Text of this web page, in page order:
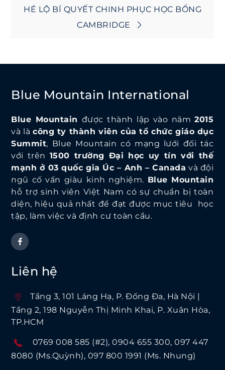
HÉ LỘ BÍ QUYẾT CHINH PHỤC HỌC BỔNG
CAMBRIDGE
Blue Mountain International
Blue Mountain được thành lập vào năm2015
và làcông ty thành viên của tổ chức giáo dục
Summit, Blue Mountain có mạng lưới đối tác
với trên 1500 trường Đại học uy tín với thế
mạnh ở 03 quốc gia Úc – Anh – Canada và đội
ngũ cố vấn giàu kinh nghiệm. Blue Mountain
hỗ trợ sinh viên Việt Nam có sự chuẩn bị toàn
diện, hiệu quả nhất để đạt được mục tiêu học
tập, làm việc và định cư toàn cầu.
Liên hệ
Tầng 3, 101 Láng Hạ, P. Ðống Ða, Hà Nội |
Tầng 2, 198 Nguyễn Thị Minh Khai, P. Xuân Hòa,
TP.HCM
0769 008 585 (#2) 0904 655 300 097 447
8080 (Ms.Quỳnh) 097 800 1991 (Ms. Nhung)